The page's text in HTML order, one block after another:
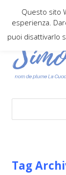
Tag
Questo sito
esperienza.
puoi disattivarlo